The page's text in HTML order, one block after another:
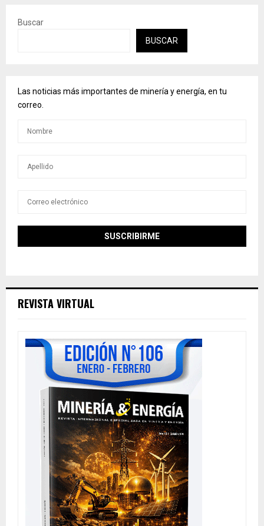
Buscar
BUSCAR
Las noticias más importantes de minería y energía, en tu
correo.
REVISTA VIRTUAL